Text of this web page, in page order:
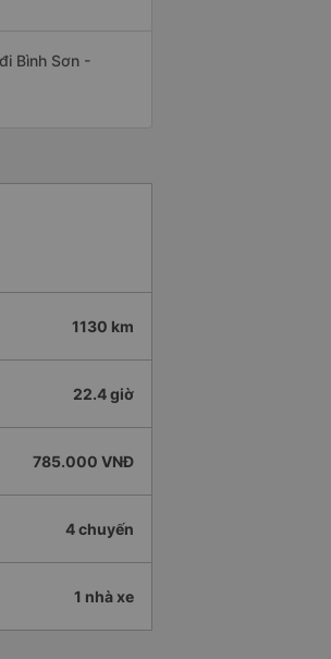
Bình Sơn -
1130 km
22.4 giờ
785.000 VNĐ
4 chuyến
1 nhà xe